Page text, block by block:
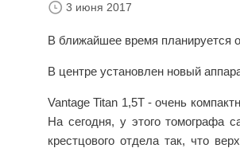
3 июня 2017
В ближайшее время планируется
В центре установлен новый
Vantage Titan 1,5Т - очень
На сегодня, у этого томографа
крестцового отдела так, что